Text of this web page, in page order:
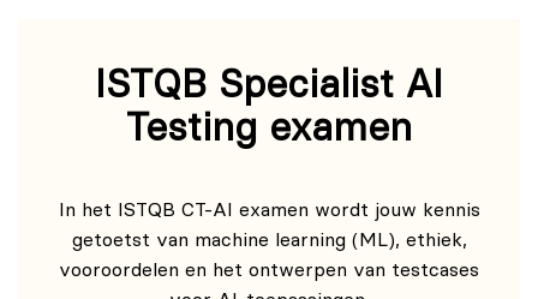
ISTQB Specialist AI
Testing examen
In het ISTQB CT-AI examen wordt jouw kennis
getoetst van machine learning (ML), ethiek,
vooroordelen en het ontwerpen van testcases